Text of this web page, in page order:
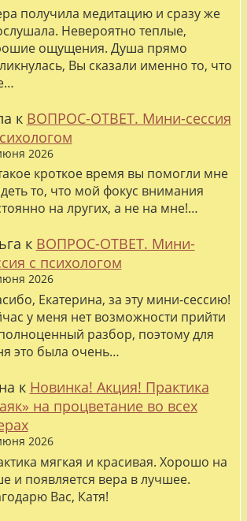
получила медитацию и сразу же
Невероятно теплые,
ощущения. Душа прямо
Вы сказали именно то, что
к ВОПРОС-ОТВЕТ. Мини-сессия
2026
кроткое время вы помогли мне
то, что мой фокус внимания
на лругих, а не на мне!…
к ВОПРОС-ОТВЕТ. Мини-
с психологом
2026
Екатерина, за эту мини-сессию!
у меня нет возможности прийти
разбор, поэтому для
это была очень…
к Новинка! Акция! Практика
на процветание во всех
2026
мягкая и красивая. Хорошо на
и появляется вера в лучшее.
Вас, Катя!